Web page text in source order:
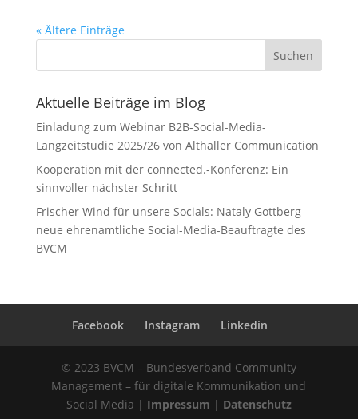
« Ältere Einträge
Aktuelle Beiträge im Blog
Einladung zum Webinar B2B-Social-Media-
Langzeitstudie 2025/26 von Althaller Communication
Kooperation mit der connected.-Konferenz: Ein
sinnvoller nächster Schritt
Frischer Wind für unsere Socials: Nataly Gottberg
neue ehrenamtliche Social-Media-Beauftragte des
BVCM
Facebook Instagram Linkedin
© 2023 BVCM – Bundesverband Community
Management – für digitale Kommunikation und
Social Media | Impressum | Datenschutz